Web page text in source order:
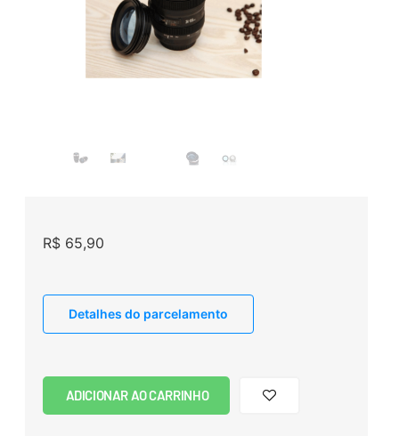
R$65,90
Detalhes do parcelamento
ADICIONAR AO CARRINHO